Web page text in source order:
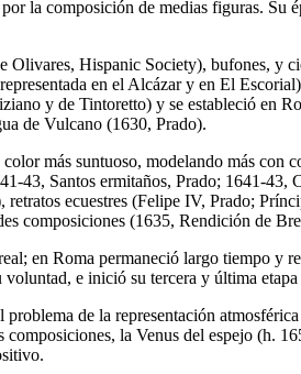
la composición de medias figuras.
Hispanic Society), bufones, y
en el Alcázar y en El
y de Tintoretto) y se estableció en
de Vulcano (1630, Prado).
más suntuoso, modelando más con
43, Santos ermitaños, Prado; 1641-
ecuestres (Felipe IV, Prado;
composiciones (1635, Rendición de
en Roma permaneció largo tiempo y
e inició su tercera y última
de la representación
la Venus del espejo (h.